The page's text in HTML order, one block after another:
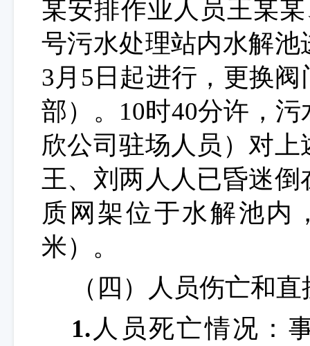
某安排作业人员王某
号污水处理站内水解
3月5日起进行，更换
部）。 10时40分许，
欣公司驻场人员）对
王、刘两人 人已昏迷
质网架位于水解池内
米）。
（ 四 ）人员伤亡和
1. 人员死亡情况：